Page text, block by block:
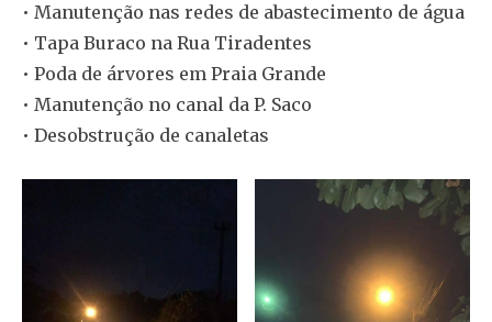
• Manutenção nas redes de abastecimento de água
• Tapa Buraco na Rua Tiradentes
• Poda de árvores em Praia Grande
• Manutenção no canal da P. Saco
• Desobstrução de canaletas